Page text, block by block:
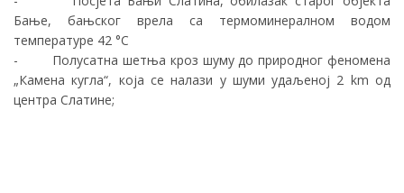
Бање, бањског врела са термоминералном водом
температуре 42 °C
- Полусатна шетња кроз шуму до природног феномена
„Камена кугла“, која се налази у шуми удаљеној 2 km oд
центра Слатине;